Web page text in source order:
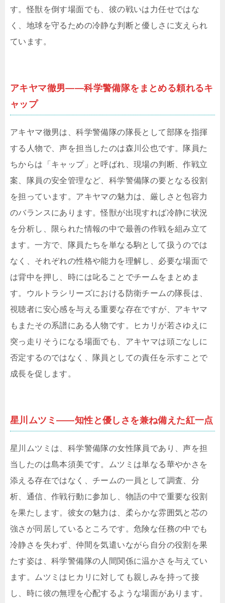
す。怪獣を倒す場面でも、彼の戦いは力任せではな
く、地球を守るための冷静な判断と優しさに支えられ
ています。
アキヤマ徹男――科学警備隊をまとめる頼れるキ
ャップ
アキヤマ徹男は、科学警備隊の隊長として部隊を指揮
する人物で、声を担当したのは森川公也です。隊員た
ちからは「キャップ」と呼ばれ、現場の判断、作戦立
案、隊員の安全管理など、科学警備隊の要となる役割
を担っています。アキヤマの魅力は、厳しさと包容力
のバランスにあります。怪獣が出現すれば冷静に状況
を分析し、限られた情報の中で最善の作戦を組み立て
ます。一方で、隊員たちを単なる駒として扱うのでは
なく、それぞれの性格や能力を理解し、必要な場面で
は背中を押し、時には叱ることでチームをまとめま
す。ウルトラシリーズにおける防衛チームの隊長は、
視聴者に安心感を与える重要な存在ですが、アキヤマ
もまたその系譜にある人物です。ヒカリが若さゆえに
突っ走りそうになる場面でも、アキヤマは頭ごなしに
否定するのではなく、隊員としての責任を示すことで
成長を促します。
星川ムツミ――知性と優しさを兼ね備えた紅一点
星川ムツミは、科学警備隊の女性隊員であり、声を担
当したのは島本須美です。ムツミは単なる華やかさを
添える存在ではなく、チームの一員として調査、分
析、通信、作戦行動に参加し、物語の中で重要な役割
を果たします。彼女の魅力は、柔らかな雰囲気と芯の
強さが同居しているところです。危険な任務の中でも
冷静さを失わず、仲間を気遣いながら自分の役割を果
たす姿は、科学警備隊の人間関係に温かさを与えてい
ます。ムツミはヒカリに対しても親しみを持って接
し、時に彼の無理を心配するような場面があります。